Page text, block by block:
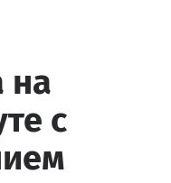
на
с